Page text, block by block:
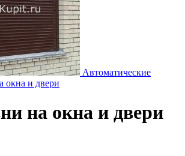
Автоматические
окна и двери
на окна и двери